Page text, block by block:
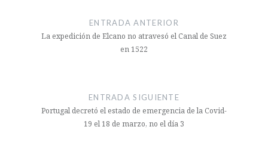
ENTRADA ANTERIOR
La expedición de Elcano no atravesó el Canal de Suez
en 1522
ENTRADA SIGUIENTE
Portugal decretó el estado de emergencia de la Covid-
19 el 18 de marzo, no el día 3